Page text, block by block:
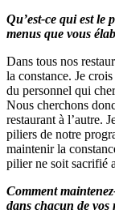
Qu’est-ce qui est le
menus que vous
Dans tous nos
la constance. Je
du personnel qui
Nous cherchons
restaurant à l’autre.
piliers de notre
maintenir la
pilier ne soit sacrifié
Comment
dans chacun de vos